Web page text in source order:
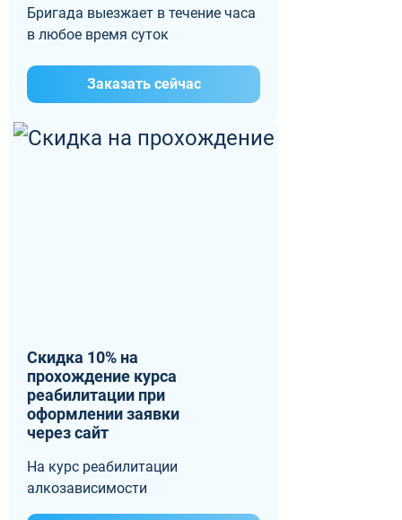
Бригада выезжает в течение часа
в любое время суток
Заказать сейчас
Скидка 10% на
прохождение курса
реабилитации при
оформлении заявки
через сайт
На курс реабилитации
алкозависимости